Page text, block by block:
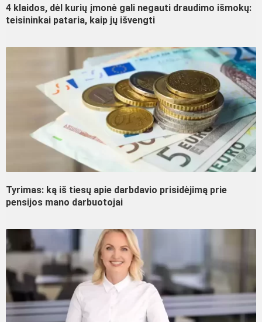
4 klaidos, dėl kurių įmonė gali negauti draudimo išmokų:
teisininkai pataria, kaip jų išvengti
Tyrimas: ką iš tiesų apie darbdavio prisidėjimą prie
pensijos mano darbuotojai